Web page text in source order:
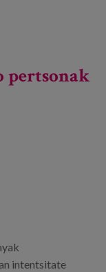
pertsonak
intentsitate